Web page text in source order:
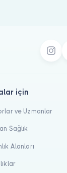
için
ve Uzmanlar
Sağlık
Alanları